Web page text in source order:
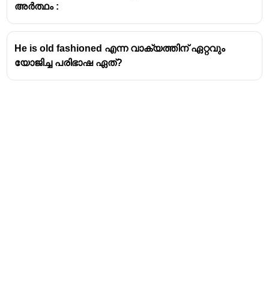
അർത്ഥം :
He is old fashioned എന്ന വാക്യത്തിന് ഏറ്റവും
യോജിച്ച പരിഭാഷ ഏത്?